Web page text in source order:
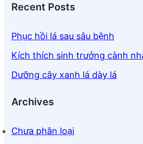
Recent Posts
Phục hồi lá sau sâu bệnh
Kích thích sinh trưởng cành
Dưỡng cây xanh lá dày lá
Archives
Chưa phân loại